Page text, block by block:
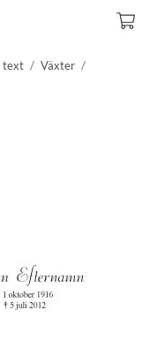
text / Växter /